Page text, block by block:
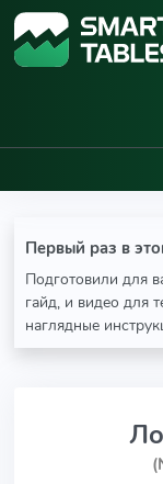
Первый раз в
Подготовили для
гайд, и видео для
наглядные